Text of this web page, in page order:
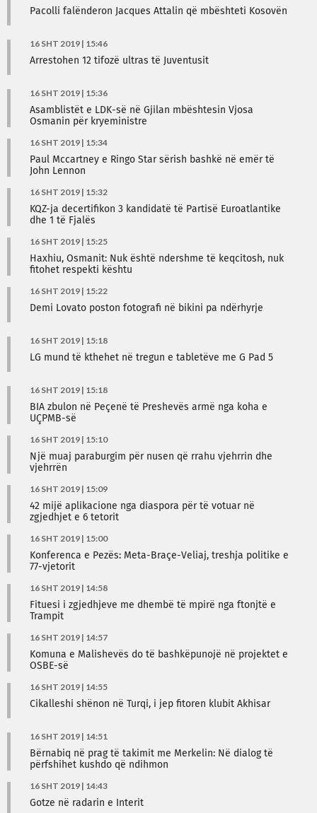
Pacolli falënderon Jacques Attalin që mbështeti Kosovën
16 SHT 2019 | 15:46
Arrestohen 12 tifozë ultras të Juventusit
16 SHT 2019 | 15:36
Asamblistët e LDK-së në Gjilan mbështesin Vjosa
Osmanin për kryeministre
16 SHT 2019 | 15:34
Paul Mccartney e Ringo Star sërish bashkë në emër të
John Lennon
16 SHT 2019 | 15:32
KQZ-ja decertifikon 3 kandidatë të Partisë Euroatlantike
dhe 1 të Fjalës
16 SHT 2019 | 15:25
Haxhiu, Osmanit: Nuk është ndershme të keqcitosh, nuk
fitohet respekti kështu
16 SHT 2019 | 15:22
Demi Lovato poston fotografi në bikini pa ndërhyrje
16 SHT 2019 | 15:18
LG mund të kthehet në tregun e tabletëve me G Pad 5
16 SHT 2019 | 15:18
BIA zbulon në Peçenë të Preshevës armë nga koha e
UÇPMB-së
16 SHT 2019 | 15:10
Një muaj paraburgim për nusen që rrahu vjehrrin dhe
vjehrrën
16 SHT 2019 | 15:09
42 mijë aplikacione nga diaspora për të votuar në
zgjedhjet e 6 tetorit
16 SHT 2019 | 15:00
Konferenca e Pezës: Meta-Braçe-Veliaj, treshja politike e
77-vjetorit
16 SHT 2019 | 14:58
Fituesi i zgjedhjeve me dhembë të mpirë nga ftonjtë e
Trampit
16 SHT 2019 | 14:57
Komuna e Malishevës do të bashkëpunojë në projektet e
OSBE-së
16 SHT 2019 | 14:55
Cikalleshi shënon në Turqi, i jep fitoren klubit Akhisar
16 SHT 2019 | 14:51
Bërnabiq në prag të takimit me Merkelin: Në dialog të
përfshihet kushdo që ndihmon
16 SHT 2019 | 14:43
Gotze në radarin e Interit